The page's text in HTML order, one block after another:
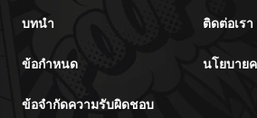
บทนำ ติดต่อเรา
ข้อกำหนด นโยบาย
ข้อจำกัดความรับผิดชอบ